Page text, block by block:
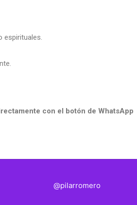
espirituales.
con el botón de WhatsApp
@pilarromero